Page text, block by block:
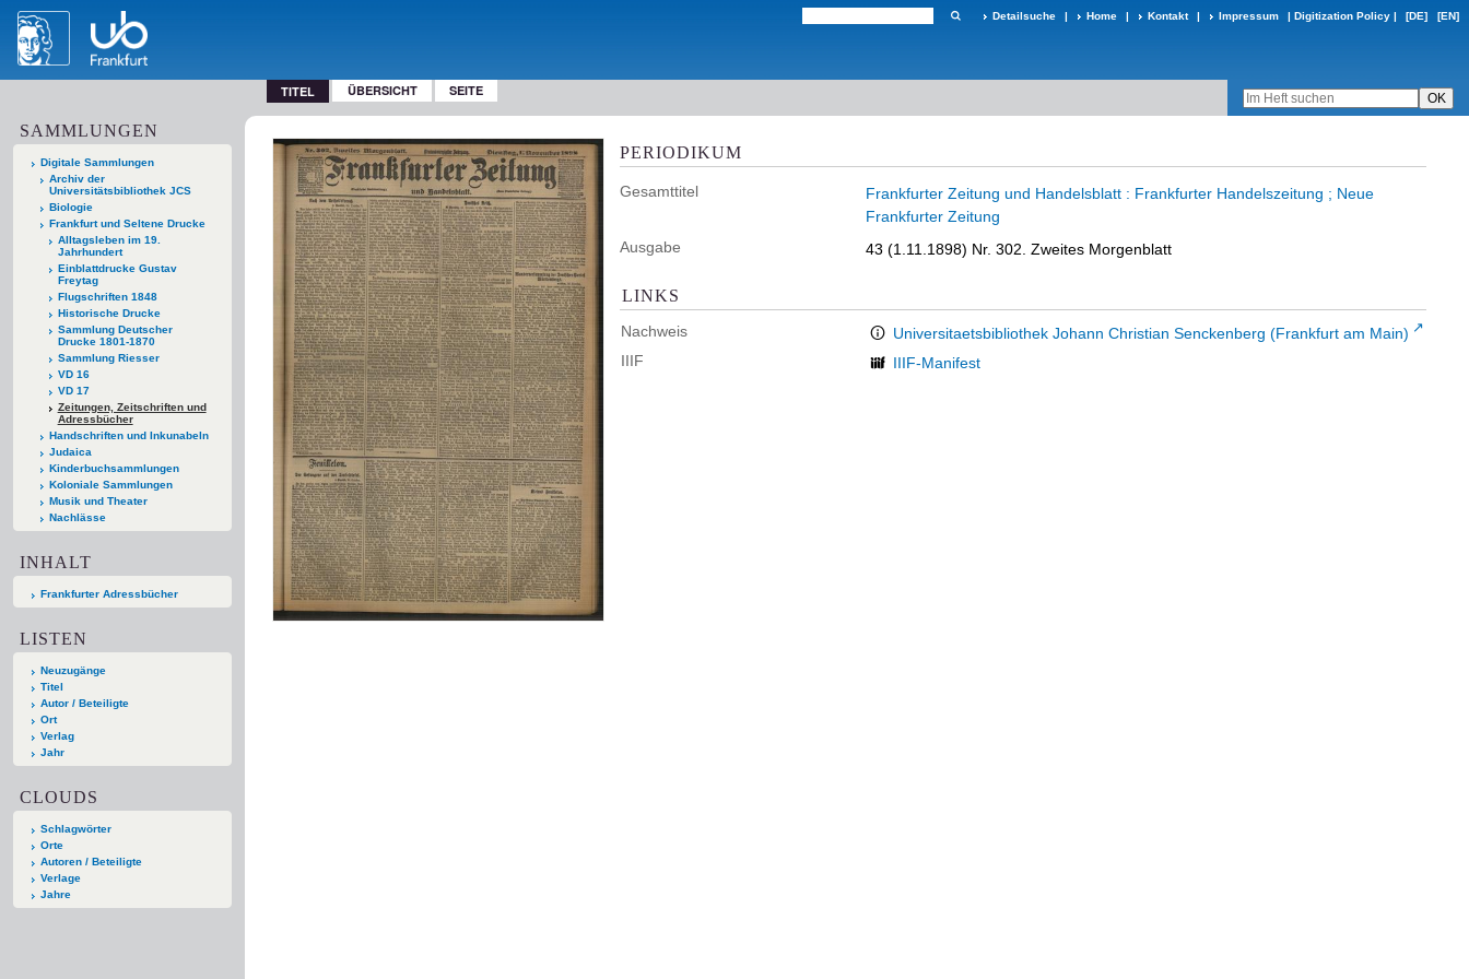
Detailsuche | Home | Kontakt | Impressum | Digitization Policy | [DE] [EN]
TITEL ÜBERSICHT SEITE
SAMMLUNGEN
Digitale Sammlungen
Archiv der
Universitätsbibliothek JCS
Biologie
Frankfurt und Seltene Drucke
Alltagsleben im 19.
Jahrhundert
Einblattdrucke Gustav
Freytag
Flugschriften 1848
Historische Drucke
Sammlung Deutscher
Drucke 1801-1870
Sammlung Riesser
VD 16
VD 17
Zeitungen, Zeitschriften und
Adressbücher
Handschriften und Inkunabeln
Judaica
Kinderbuchsammlungen
Koloniale Sammlungen
Musik und Theater
Nachlässe
INHALT
Frankfurter Adressbücher
LISTEN
Neuzugänge
Titel
Autor / Beteiligte
Ort
Verlag
Jahr
CLOUDS
Schlagwörter
Orte
Autoren / Beteiligte
Verlage
Jahre
PERIODIKUM
Gesamttitel
Frankfurter Zeitung und Handelsblatt : Frankfurter Handelszeitung ; Neue
Frankfurter Zeitung
Ausgabe
43 (1.11.1898) Nr. 302. Zweites Morgenblatt
LINKS
Nachweis
Universitaetsbibliothek Johann Christian Senckenberg (Frankfurt am Main)
IIIF
IIIF-Manifest